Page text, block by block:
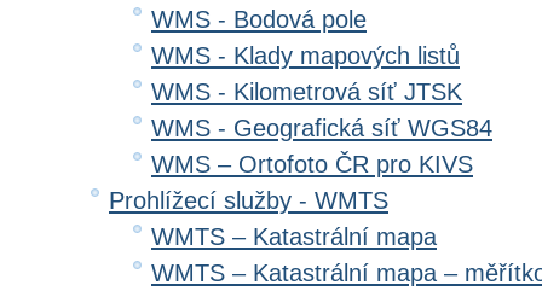
WMS - Bodová pole
WMS - Klady mapových listů
WMS - Kilometrová síť JTSK
WMS - Geografická síť WGS84
WMS – Ortofoto ČR pro KIVS
Prohlížecí služby - WMTS
WMTS – Katastrální mapa
WMTS – Katastrální mapa –